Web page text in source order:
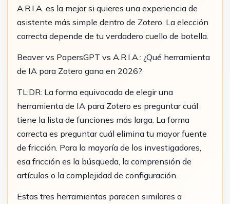
A.R.I.A. es la mejor si quieres una experiencia de
asistente más simple dentro de Zotero. La elección
correcta depende de tu verdadero cuello de botella.
Beaver vs PapersGPT vs A.R.I.A.: ¿Qué herramienta
de IA para Zotero gana en 2026?
TL;DR: La forma equivocada de elegir una
herramienta de IA para Zotero es preguntar cuál
tiene la lista de funciones más larga. La forma
correcta es preguntar cuál elimina tu mayor fuente
de fricción. Para la mayoría de los investigadores,
esa fricción es la búsqueda, la comprensión de
artículos o la complejidad de configuración.
Estas tres herramientas parecen similares a